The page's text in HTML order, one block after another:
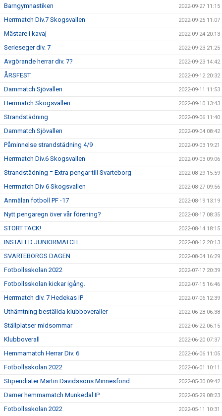
Barngymnastiken 2022-09-27 11:15
Herrmatch Div.7 Skogsvallen 2022-09-25 11:07
Mästare i kavaj 2022-09-24 20:13
Serieseger div. 7 2022-09-23 21:25
Avgörande herrar div. 7? 2022-09-23 14:42
ÅRSFEST 2022-09-12 20:32
Dammatch Sjövallen 2022-09-11 11:53
Herrmatch Skogsvallen 2022-09-10 13:43
Strandstädning 2022-09-06 11:40
Dammatch Sjövallen 2022-09-04 08:42
Påminnelse strandstädning 4/9 2022-09-03 19:21
Herrmatch Div.6 Skogsvallen 2022-09-03 09:06
Strandstädning = Extra pengar till Svarteborg 2022-08-29 15:59
Herrmatch Div 6 Skogsvallen 2022-08-27 09:56
Anmälan fotboll PF -17 2022-08-19 13:19
Nytt pengaregn över vår förening? 2022-08-17 08:35
STORT TACK! 2022-08-14 18:15
INSTÄLLD JUNIORMATCH 2022-08-12 20:13
SVARTEBORGS DAGEN 2022-08-04 16:29
Fotbollsskolan 2022 2022-07-17 20:39
Fotbollsskolan kickar igång. 2022-07-15 16:46
Herrmatch div. 7 Hedekas IP 2022-07-06 12:39
Uthämtning beställda klubboveraller 2022-06-28 06:38
Ställplatser midsommar 2022-06-22 06:15
Klubboverall 2022-06-20 07:37
Hemmamatch Herrar Div. 6 2022-06-06 11:05
Fotbollsskolan 2022 2022-06-01 10:11
Stipendiater Martin Davidssons Minnesfond 2022-05-30 09:42
Damer hemmamatch Munkedal IP 2022-05-29 08:23
Fotbollsskolan 2022 2022-05-11 10:31